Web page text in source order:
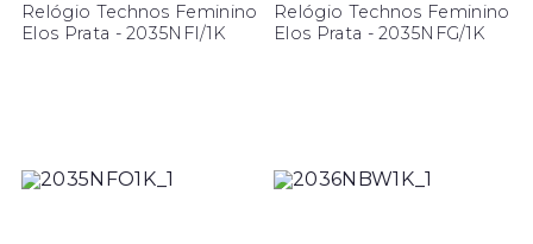
Relógio Technos Feminino
Elos Prata - 2035NFI/1K
Relógio Technos Feminino
Elos Prata - 2035NFG/1K